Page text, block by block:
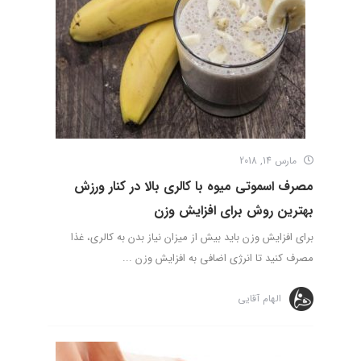
مارس 14, 2018
مصرف اسموتی میوه با کالری بالا در کنار ورزش
بهترین روش برای افزایش وزن
برای افزایش وزن باید بیش از میزان نیاز بدن به کالری، غذا
مصرف کنید تا انرژی اضافی به افزایش وزن ...
الهام آقایی